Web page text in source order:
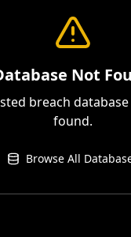
Not
breach
found.
Browse All